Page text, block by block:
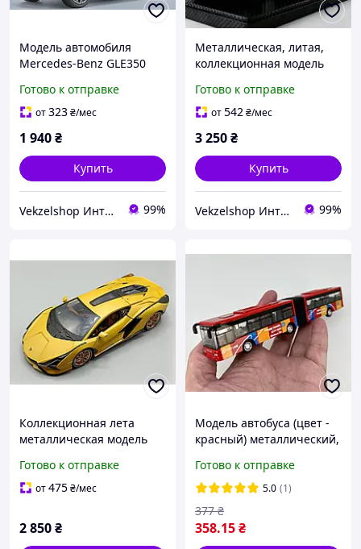
Модель автомобиля
Mercedes-Benz GLE350
инерционная машинка со
светом и звуком, игрушка
Готово к отправке
от323₴/мес
1 940₴
Купить
Vekzelshop Интернет-магазин 99%
Металлическая, литая,
коллекционная модель
Series LCI 1:18
Готово к отправке
от542₴/мес
3 250₴
Купить
Vekzelshop Интернет-магазин 99%
Коллекционная лета
металлическая модель
со световыми и
звуковыми эффектами
Готово к отправке
от475₴/мес
2 850₴
Модель автобуса (цвет -
красный) металлический,
Готово к отправке
5.0 (1)
358.15₴
377 ₴